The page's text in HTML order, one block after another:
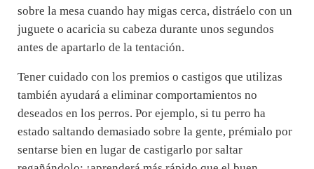
sobre la mesa cuando hay migas cerca, distráelo con un
juguete o acaricia su cabeza durante unos segundos
antes de apartarlo de la tentación.
Tener cuidado con los premios o castigos que utilizas
también ayudará a eliminar comportamientos no
deseados en los perros. Por ejemplo, si tu perro ha
estado saltando demasiado sobre la gente, prémialo por
sentarse bien en lugar de castigarlo por saltar